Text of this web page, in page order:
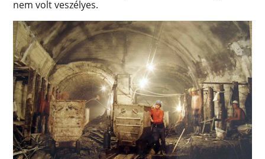
nem volt veszélyes.